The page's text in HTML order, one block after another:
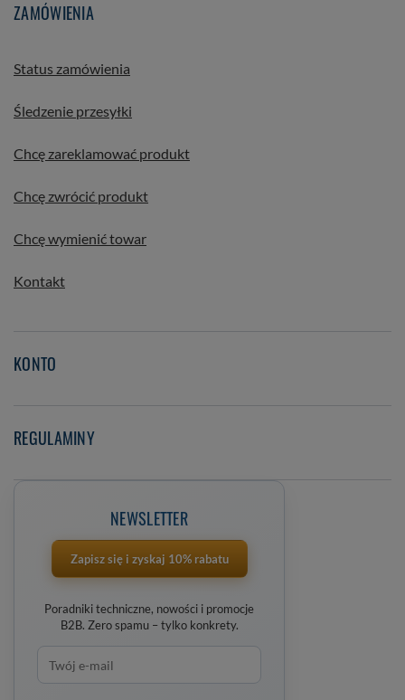
ZAMÓWIENIA
Status zamówienia
Śledzenie przesyłki
Chcę zareklamować produkt
Chcę zwrócić produkt
Chcę wymienić towar
Kontakt
KONTO
REGULAMINY
NEWSLETTER
Zapisz się i zyskaj 10% rabatu
Poradniki techniczne, nowości i promocje
B2B. Zero spamu – tylko konkrety.